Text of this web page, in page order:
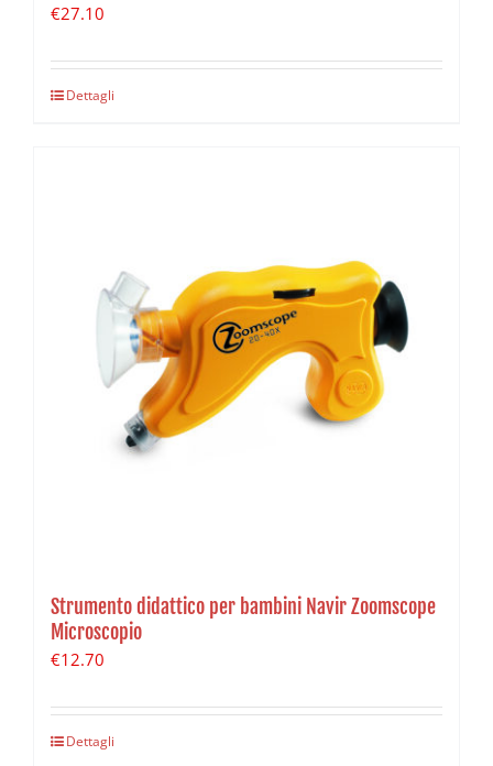
€27.10
Dettagli
Strumento didattico per bambini Navir Zoomscope
Microscopio
€12.70
Dettagli